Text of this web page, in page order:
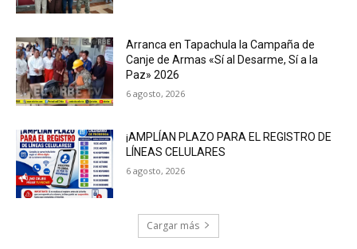
Arranca en Tapachula la Campaña de
Canje de Armas «Sí al Desarme, Sí a la
Paz» 2026
6 agosto, 2026
¡AMPLÍAN PLAZO PARA EL REGISTRO DE
LÍNEAS CELULARES
6 agosto, 2026
Cargar más